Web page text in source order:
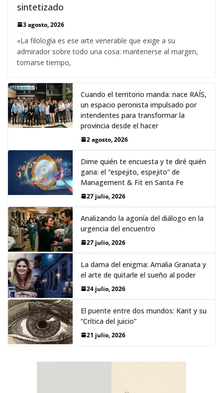
sintetizado
3 agosto, 2026
«La filología es ese arte venerable que exige a su
admirador sobre todo una cosa: mantenerse al margen,
tomarse tiempo,
Cuando el territorio manda: nace RAÍS,
un espacio peronista impulsado por
intendentes para transformar la
provincia desde el hacer
2 agosto, 2026
Dime quién te encuesta y te diré quién
gana: el “espejito, espejito” de
Management & Fit en Santa Fe
27 julio, 2026
Analizando la agonía del diálogo en la
urgencia del encuentro
27 julio, 2026
La dama del enigma: Amalia Granata y
el arte de quitarle el sueño al poder
24 julio, 2026
El puente entre dos mundos: Kant y su
“Crítica del juicio”
21 julio, 2026